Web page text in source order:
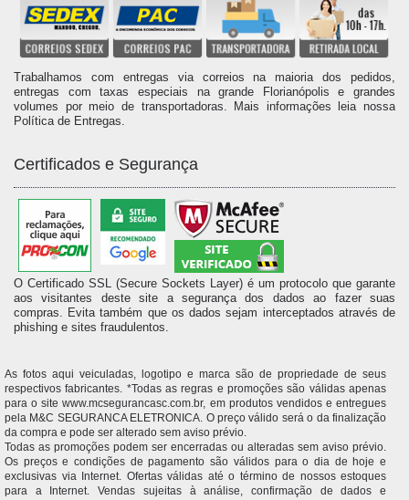
Trabalhamos com entregas via correios na maioria dos pedidos,
entregas com taxas especiais na grande Florianópolis e grandes
volumes por meio de transportadoras. Mais informações leia nossa
Política de Entregas.
Certificados e Segurança
O Certificado SSL (Secure Sockets Layer) é um protocolo que garante
aos visitantes deste site a segurança dos dados ao fazer suas
compras. Evita também que os dados sejam interceptados através de
phishing e sites fraudulentos.
As fotos aqui veiculadas, logotipo e marca são de propriedade de seus
respectivos fabricantes. *Todas as regras e promoções são válidas apenas
para o site www.mcsegurancasc.com.br, em produtos vendidos e entregues
pela M&C SEGURANCA ELETRONICA. O preço válido será o da finalização
da compra e pode ser alterado sem aviso prévio.
Todas as promoções podem ser encerradas ou alteradas sem aviso prévio.
Os preços e condições de pagamento são válidos para o dia de hoje e
exclusivas via Internet. Ofertas válidas até o término de nossos estoques
para a Internet. Vendas sujeitas à análise, confirmação de dados e